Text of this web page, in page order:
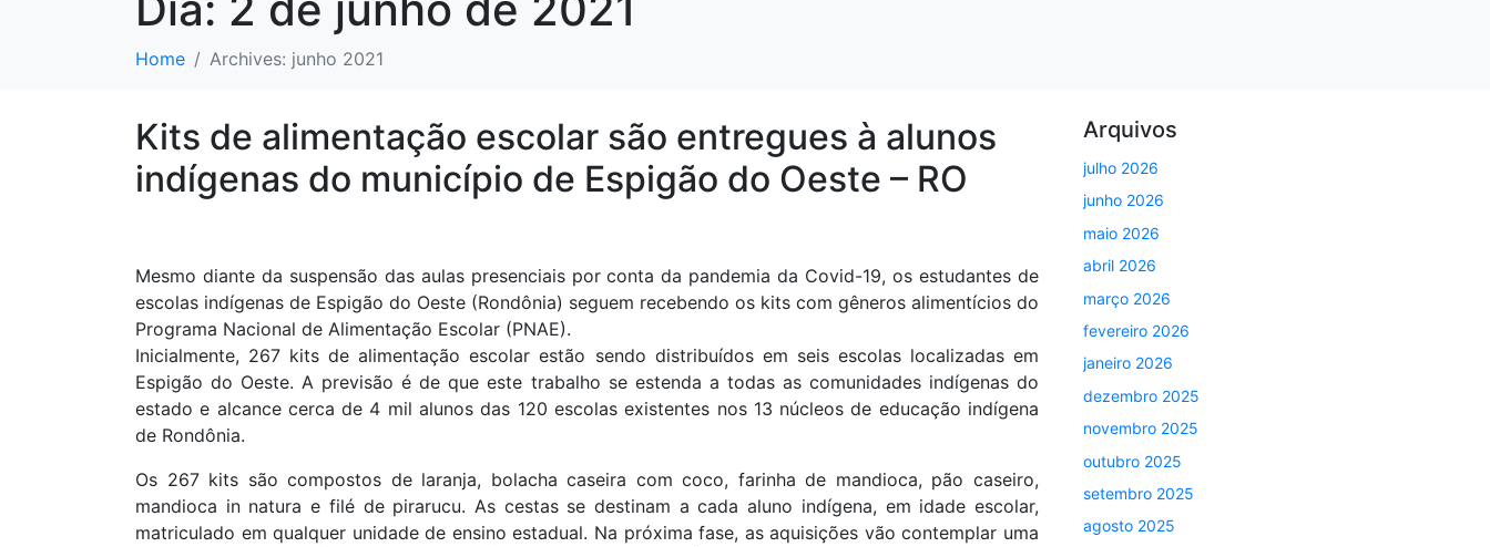
Home Archives: junho 2021
Kits de alimentação escolar são entregues à alunos
indígenas do município de Espigão do Oeste – RO
Mesmo diante da suspensão das aulas presenciais por conta da pandemia da Covid-19, os estudantes de
escolas indígenas de Espigão do Oeste (Rondônia) seguem recebendo os kits com gêneros alimentícios do
Programa Nacional de Alimentação Escolar (PNAE).
Inicialmente, 267 kits de alimentação escolar estão sendo distribuídos em seis escolas localizadas em
Espigão do Oeste. A previsão é de que este trabalho se estenda a todas as comunidades indígenas do
estado e alcance cerca de 4 mil alunos das 120 escolas existentes nos 13 núcleos de educação indígena
de Rondônia.
Os 267 kits são compostos de laranja, bolacha caseira com coco, farinha de mandioca, pão caseiro,
mandioca in natura e filé de pirarucu. As cestas se destinam a cada aluno indígena, em idade escolar,
matriculado em qualquer unidade de ensino estadual. Na próxima fase, as aquisições vão contemplar uma
Arquivos
julho 2026
junho 2026
maio 2026
abril 2026
março 2026
fevereiro 2026
janeiro 2026
dezembro 2025
novembro 2025
outubro 2025
setembro 2025
agosto 2025